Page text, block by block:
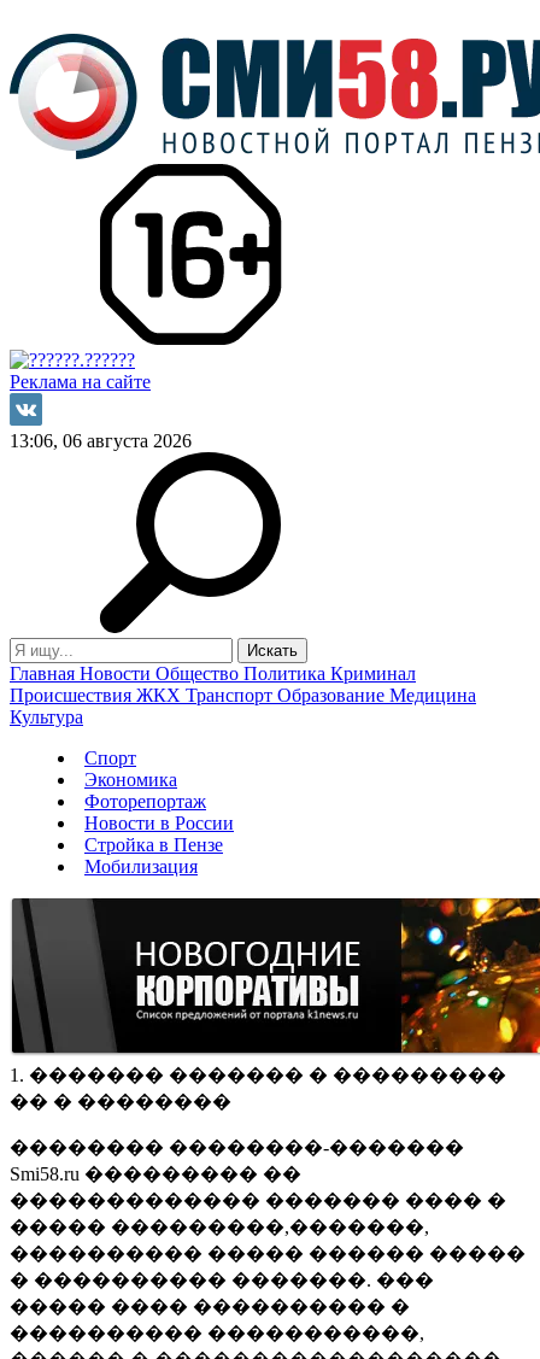
Реклама на сайте
13:06, 06 августа 2026
Главная Новости Общество Политика Криминал
Происшествия ЖКХ Транспорт Образование Медицина
Культура
Спорт
Экономика
Фоторепортаж
Новости в России
Стройка в Пензе
Мобилизация
1. ������� ������� � ���������
�� � ��������
�������� ��������-�������
Smi58.ru ��������� ��
������������� ������� ���� �
����� ���������,�������,
���������� ����� ������ �����
� ���������� �������. ���
����� ���� ���������� �
���������� �����������,